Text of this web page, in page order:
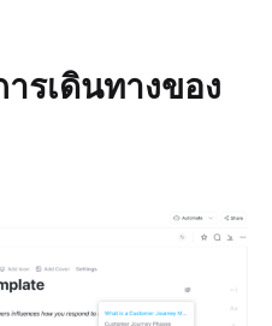
รเดินทางของ